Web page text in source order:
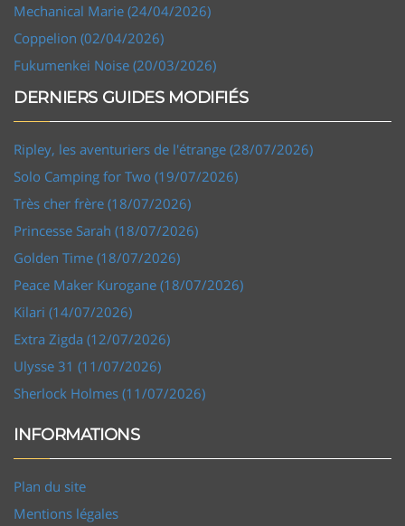
Mechanical Marie (24/04/2026)
Coppelion (02/04/2026)
Fukumenkei Noise (20/03/2026)
DERNIERS GUIDES MODIFIÉS
Ripley, les aventuriers de l'étrange (28/07/2026)
Solo Camping for Two (19/07/2026)
Très cher frère (18/07/2026)
Princesse Sarah (18/07/2026)
Golden Time (18/07/2026)
Peace Maker Kurogane (18/07/2026)
Kilari (14/07/2026)
Extra Zigda (12/07/2026)
Ulysse 31 (11/07/2026)
Sherlock Holmes (11/07/2026)
INFORMATIONS
Plan du site
Mentions légales